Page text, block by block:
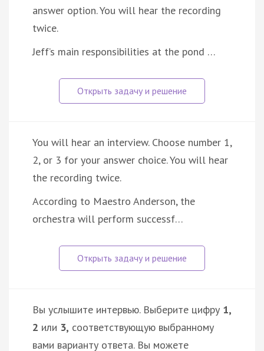
answer option. You will hear the recording
twice.
Jeff’s main responsibilities at the pond …
You will hear an interview. Choose number 1,
2, or 3 for your answer choice. You will hear
the recording twice.
According to Maestro Anderson, the
orchestra will perform successf…
Вы услышите интервью. Выберите цифру 1,
2 или 3, соответствующую выбранному
вами варианту ответа. Вы можете